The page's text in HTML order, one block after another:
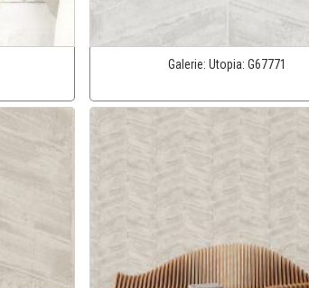
Galerie:Utopia:G67771